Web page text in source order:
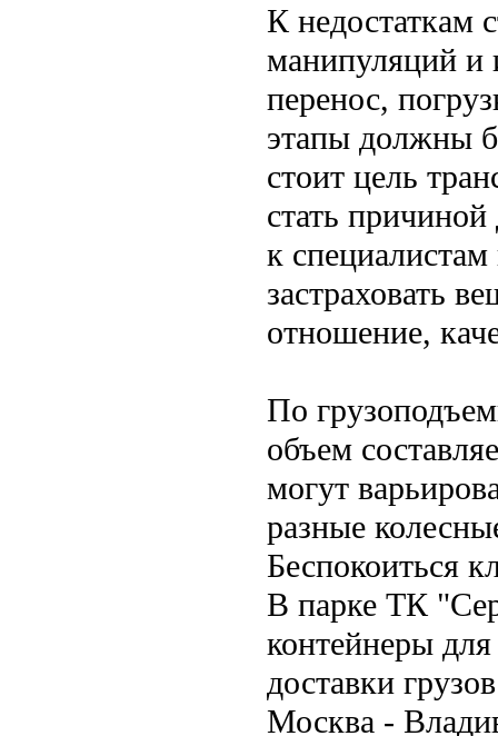
К недостаткам
манипуляций и
перенос,
этапы должны
стоит цель
стать
к
застраховать
отношение,
По
объем
могут
разные
Беспокоиться
В парке ТК
контейнеры
доставки
Москва -